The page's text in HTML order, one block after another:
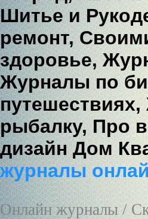
Шитье и
ремонт,
здоровье,
Журналы по
путешествиях,
рыбалку, Про
дизайн Дом
журналы
Онлайн журналы /